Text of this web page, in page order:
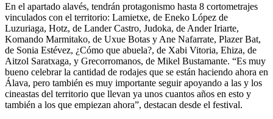
En el apartado alavés, tendrán protagonismo hasta 8 cortometrajes
vinculados con el territorio: Lamietxe, de Eneko López de
Luzuriaga, Hotz, de Lander Castro, Judoka, de Ander Iriarte,
Komando Marmitako, de Uxue Botas y Ane Nafarrate, Plazer Bat,
de Sonia Estévez, ¿Cómo que abuela?, de Xabi Vitoria, Ehiza, de
Aitzol Saratxaga, y Grecorromanos, de Mikel Bustamante. “Es muy
bueno celebrar la cantidad de rodajes que se están haciendo ahora en
Álava, pero también es muy importante seguir apoyando a las y los
cineastas del territorio que llevan ya unos cuantos años en esto y
también a los que empiezan ahora”, destacan desde el festival.